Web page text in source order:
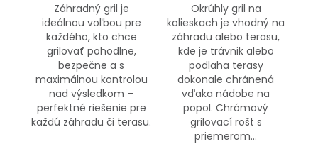
Záhradný gril je
ideálnou voľbou pre
každého, kto chce
grilovať pohodlne,
bezpečne a s
maximálnou kontrolou
nad výsledkom –
perfektné riešenie pre
každú záhradu či terasu.
Okrúhly gril na
kolieskach je vhodný na
záhradu alebo terasu,
kde je trávnik alebo
podlaha terasy
dokonale chránená
vďaka nádobe na
popol. Chrómový
grilovací rošt s
priemerom...